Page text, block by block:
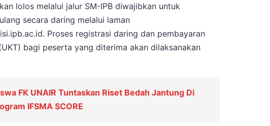
lolos melalui jalur SM-IPB diwajibkan untuk
secara daring melalui laman
Proses registrasi daring dan pembayaran
bagi peserta yang diterima akan dilaksanakan
FK UNAIR Tuntaskan Riset Bedah Jantung Di
IFSMA SCORE